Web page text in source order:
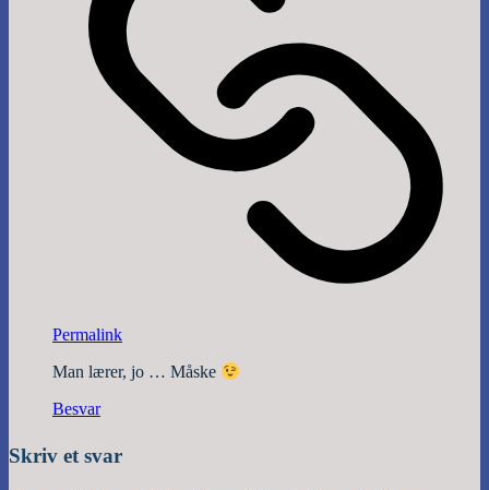
Permalink
Man lærer, jo … Måske
Besvar
Skriv et svar